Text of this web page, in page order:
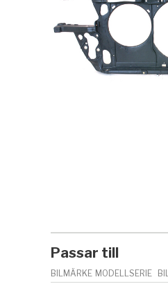
Passar till
BILMÄRKE MODELLSERIE